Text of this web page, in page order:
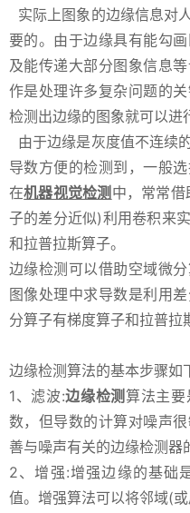
实际上图象的边缘信息对
要的。由于边缘具有能勾
及能传递大部分图象信息
作是处理许多复杂问题的
检测出边缘的图象就可以进
由于边缘是灰度值不连续
导数方便的检测到，一般
在机器视觉检测 中，常常
子的差分近似)利用卷积来
和拉普拉斯算子。
边缘检测可以借助空域微
图像处理中求导数是利用
分算子有梯度算子和拉普拉
边缘检测算法的基本步骤如
1、滤波:边缘检测算法主要
数，但导数的计算对噪声
善与噪声有关的边缘检测器
2、增强:增强边缘的基础
值。增强算法可以将邻域(